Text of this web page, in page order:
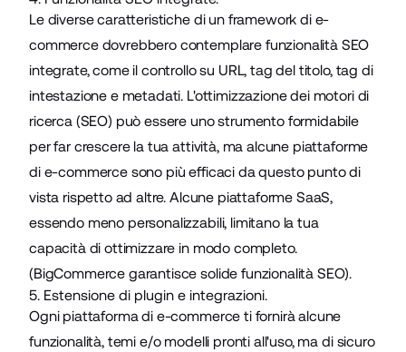
Le diverse caratteristiche di un framework di e-
commerce dovrebbero contemplare funzionalità SEO
integrate, come il controllo su URL, tag del titolo, tag di
intestazione e metadati. L'ottimizzazione dei motori di
ricerca (SEO) può essere uno strumento formidabile
per far crescere la tua attività, ma alcune piattaforme
di e-commerce sono più efficaci da questo punto di
vista rispetto ad altre. Alcune piattaforme SaaS,
essendo meno personalizzabili, limitano la tua
capacità di ottimizzare in modo completo.
(BigCommerce garantisce solide funzionalità SEO).
5. Estensione di plugin e integrazioni.
Ogni piattaforma di e-commerce ti fornirà alcune
funzionalità, temi e/o modelli pronti all'uso, ma di sicuro